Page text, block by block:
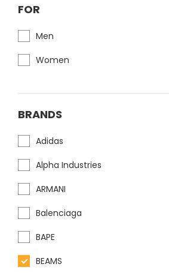
FOR
Men
Women
BRANDS
Adidas
Alpha Industries
ARMANI
Balenciaga
BAPE
BEAMS